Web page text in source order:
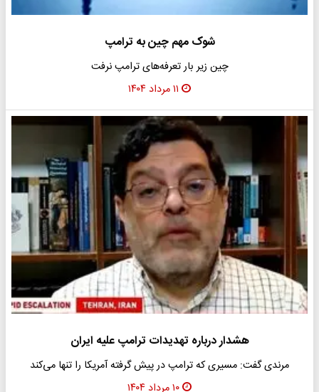
شوک مهم چین به ترامپ
چین زیر بار تعرفه‌های ترامپ نرفت
۱۱ مرداد ۱۴۰۴
هشدار درباره تهدیدات ترامپ علیه ایران
مرندی گفت: مسیری که ترامپ در پیش گرفته آمریکا را تنها می‌کند
۱۰ مرداد ۱۴۰۴